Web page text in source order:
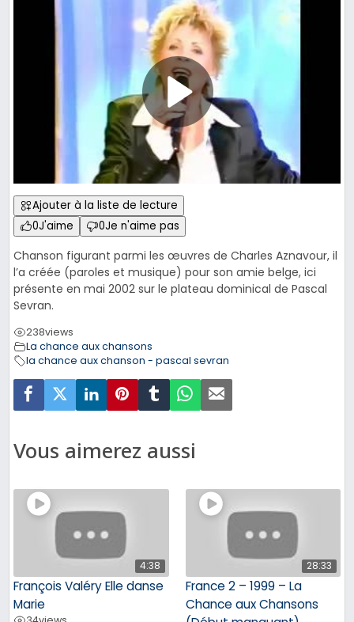
Ajouter à la liste de lecture
0J'aime 0Je n'aime pas
Chanson figurant parmi les œuvres de Charles Aznavour, il
l’a créée (paroles et musique) pour son amie belge, ici
présente en mai 2002 sur le plateau dominical de Pascal
Sevran.
238views
La chance aux chansons
la chance aux chanson - pascal sevran
Vous aimerez aussi
4:38
François Valéry Elle danse
Marie
28:33
France 2 – 1999 – La
Chance aux Chansons